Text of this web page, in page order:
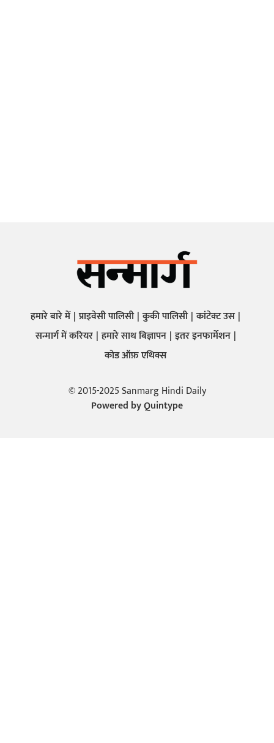
हमारे बारे में प्राइवेसी पालिसी कुकी पालिसी कांटेक्ट उस
सन्मार्ग में करियर हमारे साथ बिज्ञापन इतर इनफार्मेशन
कोड ऑफ़ एथिक्स
© 2015-2025 Sanmarg Hindi Daily
Powered byQuintype